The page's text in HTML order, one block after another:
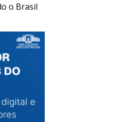
o Brasil